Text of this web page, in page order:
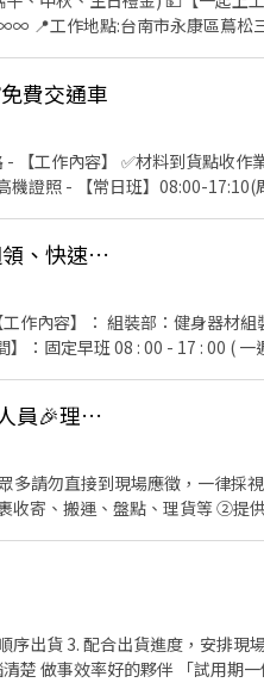
RDrxb6W
費交通車
【工作內容】 ✅材料到貨點收作
證照 - 【常日班】08:00-17:10(
✅【體檢】體檢補助(需至指定
遞履歷➡快速接洽面試 -
☎️加賴詢問:@927wcdri 陳嘉
⚪【台中大里】⚪ 短期【冷氣房、預支、領現、週領、快速報到、無經驗可】❣️
作內容】： 組裝部：健身器材
：固定早班 08 : 00 - 17 : 00 (
◀ ⭐ 點選立即應徵或線上
【台中南屯 南區 大里 烏日】店多可選🦐蝦皮 門市人員🎉理貨上架收銀超簡單🙌🏻歡迎兼職打工
需含至少一天六或